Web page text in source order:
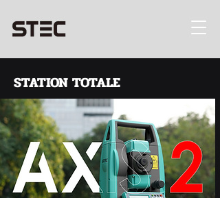
STATION TOTALE